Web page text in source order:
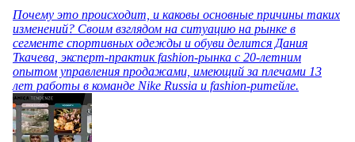
Почему это происходит, и каковы основные причины таких
изменений? Своим взглядом на ситуацию на рынке в
сегменте спортивных одежды и обуви делится Дания
Ткачева, эксперт-практик fashion-рынка с 20-летним
опытом управления продажами, имеющий за плечами 13
лет работы в команде Nike Russia и fashion-ритейле.